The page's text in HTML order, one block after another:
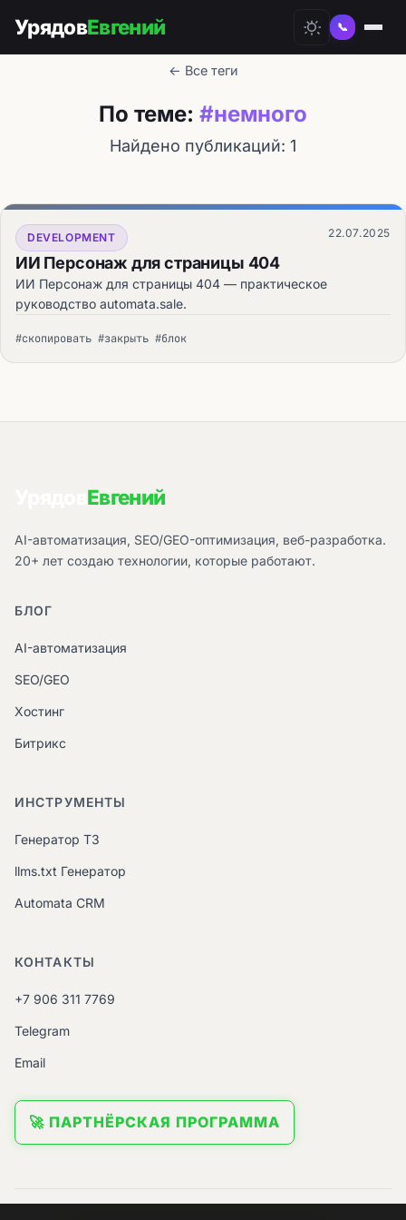
УрядовЕвгений 📞
← Все теги
По теме: #немного
Найдено публикаций: 1
DEVELOPMENT 22.07.2025
ИИ Персонаж для страницы 404
ИИ Персонаж для страницы 404 — практическое
руководство automata.sale.
#скопировать #закрыть #блок
Евгений
AI-автоматизация, SEO/GEO-оптимизация, веб-разработка.
20+ лет создаю технологии, которые работают.
БЛОГ
AI-автоматизация
SEO/GEO
Хостинг
Битрикс
ИНСТРУМЕНТЫ
Генератор ТЗ
llms.txt Генератор
Automata CRM
КОНТАКТЫ
+7 906 311 7769
Telegram
Email
🚀 ПАРТНЁРСКАЯ ПРОГРАММА